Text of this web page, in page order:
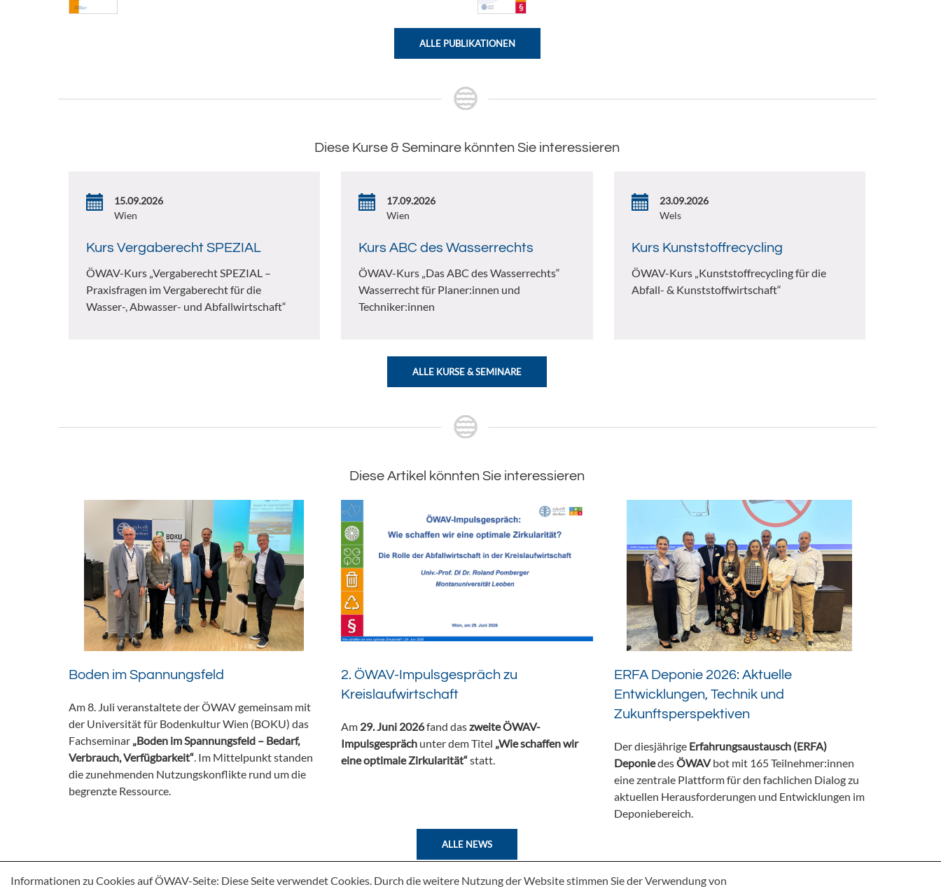
ALLE PUBLIKATIONEN
Diese Kurse & Seminare könnten Sie interessieren
15.09.2026
Wien
Kurs Vergaberecht SPEZIAL
ÖWAV-Kurs „Vergaberecht SPEZIAL –
Praxisfragen im Vergaberecht für die
Wasser-, Abwasser- und Abfallwirtschaft“
17.09.2026
Wien
Kurs ABC des Wasserrechts
ÖWAV-Kurs „Das ABC des Wasserrechts“
Wasserrecht für Planer:innen und
Techniker:innen
23.09.2026
Wels
Kurs Kunststoffrecycling
ÖWAV-Kurs „Kunststoffrecycling für die
Abfall- & Kunststoffwirtschaft“
ALLE KURSE & SEMINARE
Diese Artikel könnten Sie interessieren
Boden im Spannungsfeld
Am 8. Juli veranstaltete der ÖWAV gemeinsam mit
der Universität für Bodenkultur Wien (BOKU) das
Fachseminar „Boden im Spannungsfeld – Bedarf,
Verbrauch, Verfügbarkeit“. Im Mittelpunkt standen
die zunehmenden Nutzungskonflikte rund um die
begrenzte Ressource.
2. ÖWAV-Impulsgespräch zu
Kreislaufwirtschaft
Am 29. Juni 2026fand daszweite ÖWAV-
Impulsgespräch unter dem Titel „Wie schaffen wir
eine optimale Zirkularität“statt.
ERFA Deponie 2026: Aktuelle
Entwicklungen, Technik und
Zukunftsperspektiven
Der diesjährige Erfahrungsaustausch (ERFA)
DeponiedesÖWAVbot mit 165 Teilnehmer:innen
eine zentrale Plattform für den fachlichen Dialog zu
aktuellen Herausforderungen und Entwicklungen im
Deponiebereich.
ALLE NEWS
Informationen zu Cookies auf ÖWAV-Seite: Diese Seite verwendet Cookies. Durch die weitere Nutzung der Website stimmen Sie der Verwendung von